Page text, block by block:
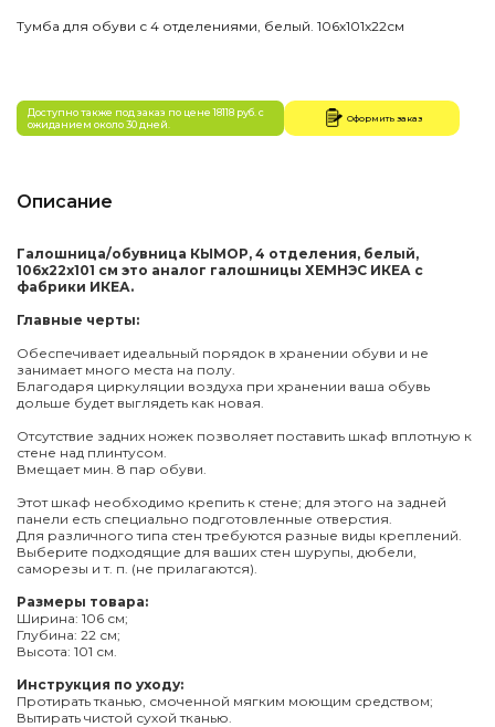
Тумба для обуви с 4 отделениями, белый. 106х101х22см
Доступно также под заказ по цене 18118 руб. с
ожиданием около 30 дней.
Оформить заказ
Описание
Галошница/обувница КЫМОР, 4 отделения, белый,
106x22x101 см это аналог галошницы ХЕМНЭС ИКЕА с
фабрики ИКЕА.
Главные черты:
Обеспечивает идеальный порядок в хранении обуви и не
занимает много места на полу.
Благодаря циркуляции воздуха при хранении ваша обувь
дольше будет выглядеть как новая.
Отсутствие задних ножек позволяет поставить шкаф вплотную к
стене над плинтусом.
Вмещает мин. 8 пар обуви.
Этот шкаф необходимо крепить к стене; для этого на задней
панели есть специально подготовленные отверстия.
Для различного типа стен требуются разные виды креплений.
Выберите подходящие для ваших стен шурупы, дюбели,
саморезы и т. п. (не прилагаются).
Размеры товара:
Ширина: 106 см;
Глубина: 22 см;
Высота: 101 см.
Инструкция по уходу:
Протирать тканью, смоченной мягким моющим средством;
Вытирать чистой сухой тканью.